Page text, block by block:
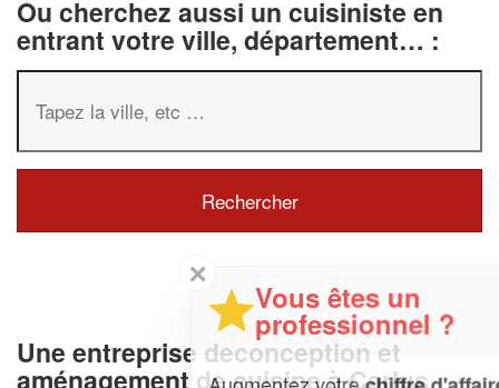
Ou cherchez aussi un cuisiniste en
entrant votre ville, département… :
Une entreprise deconception et
aménagement de cuisine à Carlus
Vous êtes un
professionnel ?